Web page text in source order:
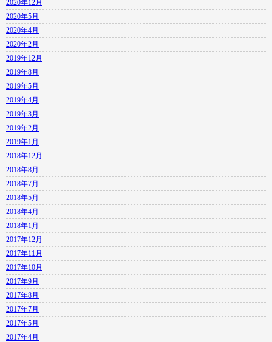
2020年12月
2020年5月
2020年4月
2020年2月
2019年12月
2019年8月
2019年5月
2019年4月
2019年3月
2019年2月
2019年1月
2018年12月
2018年8月
2018年7月
2018年5月
2018年4月
2018年1月
2017年12月
2017年11月
2017年10月
2017年9月
2017年8月
2017年7月
2017年5月
2017年4月